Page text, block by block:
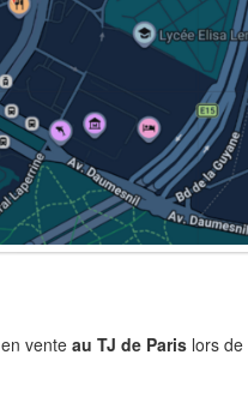
vente au TJ de Paris lors